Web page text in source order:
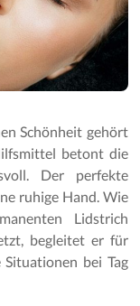
Schönheit gehört
betont die
Der perfekte
ruhige Hand. Wie
Lidstrich
begleitet er für
bei Tag